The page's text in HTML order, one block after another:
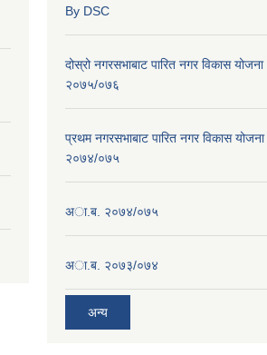
By DSC
दोस्रो नगरसभाबाट पारित नगर विकास योजना
२०७५/०७६
प्रथम नगरसभाबाट पारित नगर विकास योजना
२०७४/०७५
अा.ब. २०७४/०७५
अा.ब. २०७३/०७४
अन्य